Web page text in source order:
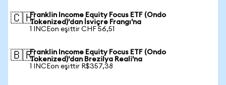
🇨🇭Franklin Income Equity Focus ETF (Ondo
Tokenized)'dan İsviçre Frangı'na
1 INCEon eşittir CHF 56,51
🇧🇷Franklin Income Equity Focus ETF (Ondo
Tokenized)'dan Brezilya Reali'na
1 INCEon eşittir R$357,38